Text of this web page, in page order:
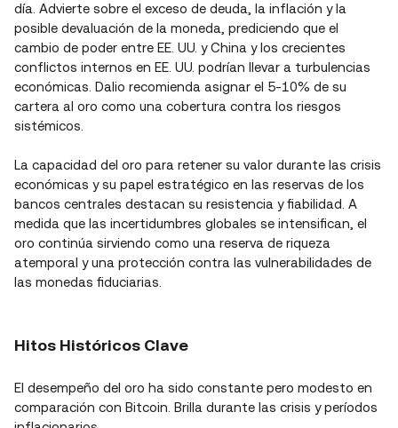
día. Advierte sobre el exceso de deuda, la inflación y la
posible devaluación de la moneda, prediciendo que el
cambio de poder entre EE. UU. y China y los crecientes
conflictos internos en EE. UU. podrían llevar a turbulencias
económicas. Dalio recomienda asignar el 5-10% de su
cartera al oro como una cobertura contra los riesgos
sistémicos.
La capacidad del oro para retener su valor durante las crisis
económicas y su papel estratégico en las reservas de los
bancos centrales destacan su resistencia y fiabilidad. A
medida que las incertidumbres globales se intensifican, el
oro continúa sirviendo como una reserva de riqueza
atemporal y una protección contra las vulnerabilidades de
las monedas fiduciarias.
Hitos Históricos Clave
El desempeño del oro ha sido constante pero modesto en
comparación con Bitcoin. Brilla durante las crisis y períodos